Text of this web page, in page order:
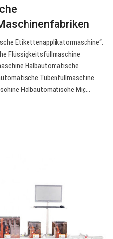
Etikettenapplikatormaschine“.
Flüssigkeitsfüllmaschine
Halbautomatische
Tubenfüllmaschine
Halbautomatische Mig…